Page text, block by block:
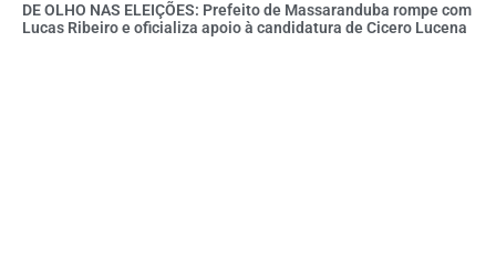
DE OLHO NAS ELEIÇÕES: Prefeito de Massaranduba rompe com
Lucas Ribeiro e oficializa apoio à candidatura de Cicero Lucena